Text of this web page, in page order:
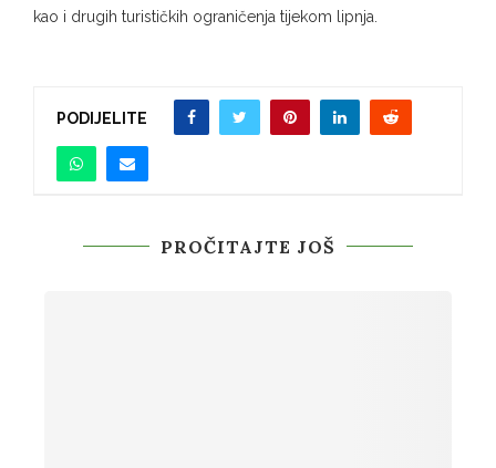
kao i drugih turističkih ograničenja tijekom lipnja.
PODIJELITE
PROČITAJTE JOŠ